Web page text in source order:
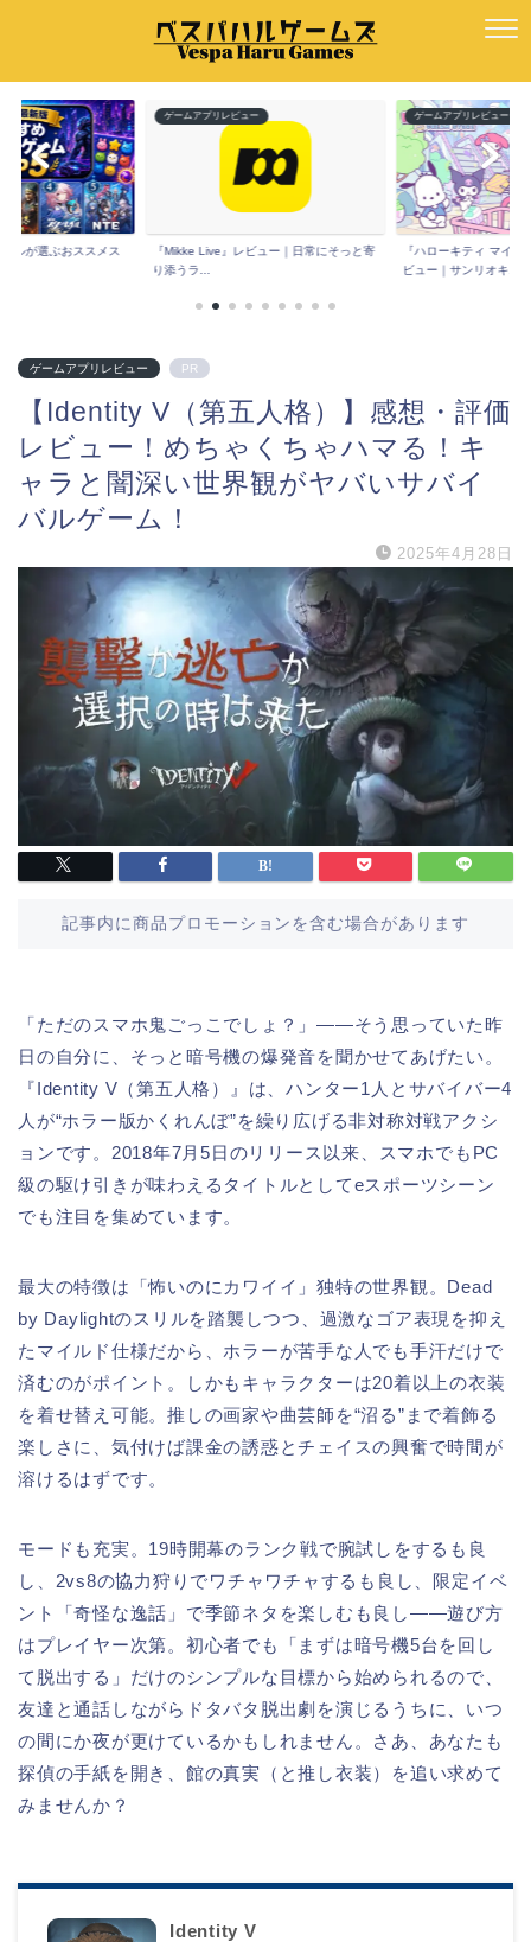
ー｜日常にそっと寄
ゲームアプリレビュー
『ハローキティ マイドリームストア』レ
ビュー｜サンリオキ...
ゲームアプリレビュー
『Spoon(スプーン)』
コミは？声だ...
ゲームアプリレビュー PR
【Identity V（第五人格）】感想・評価
レビュー！めちゃくちゃハマる！キ
ャラと闇深い世界観がヤバいサバイ
バルゲーム！
2025年4月28日
記事内に商品プロモーションを含む場合があります
「ただのスマホ鬼ごっこでしょ？」――そう思っていた昨
日の自分に、そっと暗号機の爆発音を聞かせてあげたい。
『Identity V（第五人格）』は、ハンター1人とサバイバー4
人が“ホラー版かくれんぼ”を繰り広げる非対称対戦アクシ
ョンです。2018年7月5日のリリース以来、スマホでもPC
級の駆け引きが味わえるタイトルとしてeスポーツシーン
でも注目を集めています。
最大の特徴は「怖いのにカワイイ」独特の世界観。Dead
by Daylightのスリルを踏襲しつつ、過激なゴア表現を抑え
たマイルド仕様だから、ホラーが苦手な人でも手汗だけで
済むのがポイント。しかもキャラクターは20着以上の衣装
を着せ替え可能。推しの画家や曲芸師を“沼る”まで着飾る
楽しさに、気付けば課金の誘惑とチェイスの興奮で時間が
溶けるはずです。
モードも充実。19時開幕のランク戦で腕試しをするも良
し、2vs8の協力狩りでワチャワチャするも良し、限定イベ
ント「奇怪な逸話」で季節ネタを楽しむも良し――遊び方
はプレイヤー次第。初心者でも「まずは暗号機5台を回し
て脱出する」だけのシンプルな目標から始められるので、
友達と通話しながらドタバタ脱出劇を演じるうちに、いつ
の間にか夜が更けているかもしれません。さあ、あなたも
探偵の手紙を開き、館の真実（と推し衣装）を追い求めて
みませんか？
Identity V